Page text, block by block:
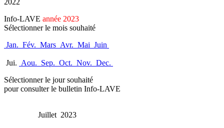
2022
Info-LAVE année 2023
Sélectionner le mois souhaité
Jan. Fév. Mars Avr. Mai Juin
Jui. Aou. Sep. Oct. Nov. Dec.
Sélectionner le jour souhaité
pour consulter le bulletin Info-LAVE
Juillet 2023